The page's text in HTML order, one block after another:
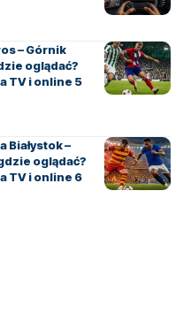
– Górnik
oglądać?
TV i online 5
Białystok –
oglądać?
TV i online 6